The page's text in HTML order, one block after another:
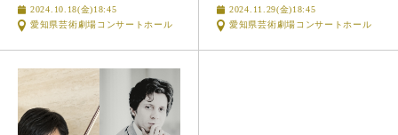
2024.10.18(金)18:45
愛知県芸術劇場コンサートホール
2024.11.29(金)18:45
愛知県芸術劇場コンサートホール